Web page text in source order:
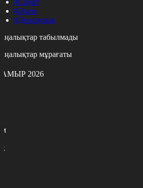
#Әлем
#Денсаулық
табылмады
мұрағаты
2026